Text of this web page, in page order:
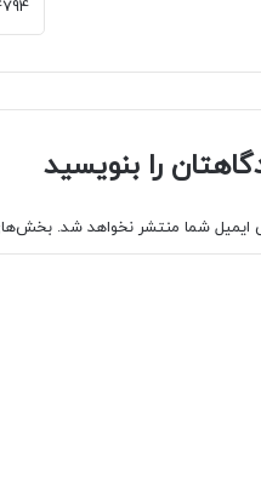
را بنویسید
ایمیل شما منتشر نخواهد شد.